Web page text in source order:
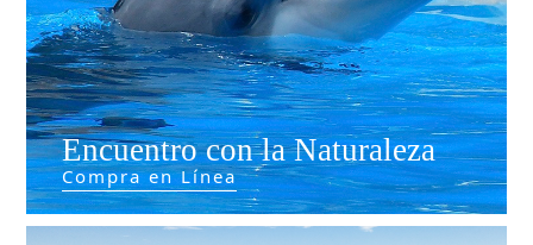
Encuentro con la Naturaleza
Compra en Línea